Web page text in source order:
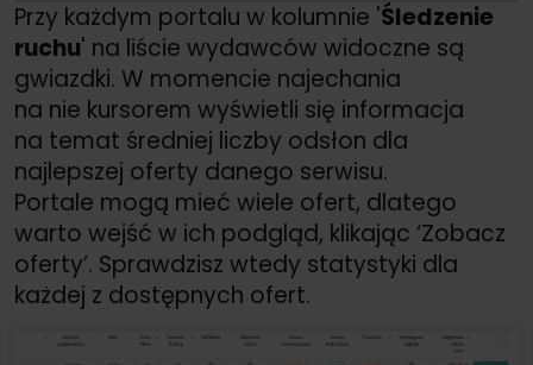
Przy każdym portalu w kolumnie 'Śledzenie
ruchu' na liście wydawców widoczne są
gwiazdki. W momencie najechania
na nie kursorem wyświetli się informacja
na temat średniej liczby odsłon dla
najlepszej oferty danego serwisu.
Portale mogą mieć wiele ofert, dlatego
warto wejść w ich podgląd, klikając ‘Zobacz
oferty’. Sprawdzisz wtedy statystyki dla
każdej z dostępnych ofert.